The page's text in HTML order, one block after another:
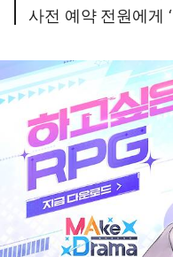
사전 예약 전원에게